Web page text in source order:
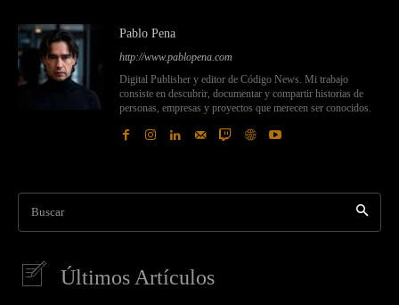
Pablo Pena
http://www.pablopena.com
Digital Publisher y editor de Código News. Mi trabajo
consiste en descubrir, documentar y compartir historias de
personas, empresas y proyectos que merecen ser conocidos.
Buscar
Últimos Artículos